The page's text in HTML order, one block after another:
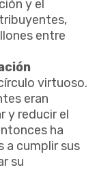
y el
entre
virtuoso.
eran
y reducir el
ha
a cumplir sus
su